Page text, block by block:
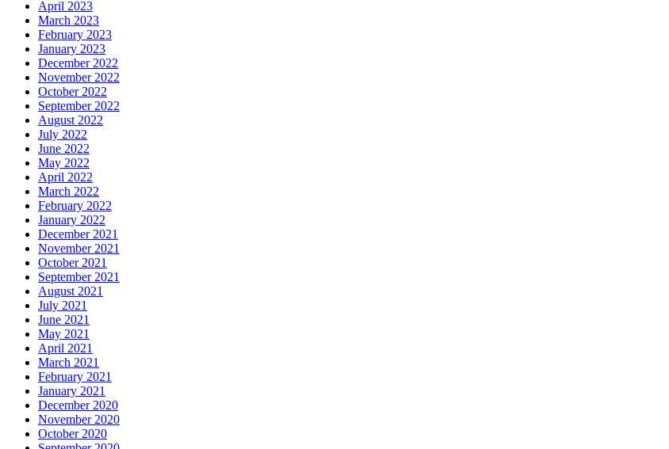
April 2023
March 2023
February 2023
January 2023
December 2022
November 2022
October 2022
September 2022
August 2022
July 2022
June 2022
May 2022
April 2022
March 2022
February 2022
January 2022
December 2021
November 2021
October 2021
September 2021
August 2021
July 2021
June 2021
May 2021
April 2021
March 2021
February 2021
January 2021
December 2020
November 2020
October 2020